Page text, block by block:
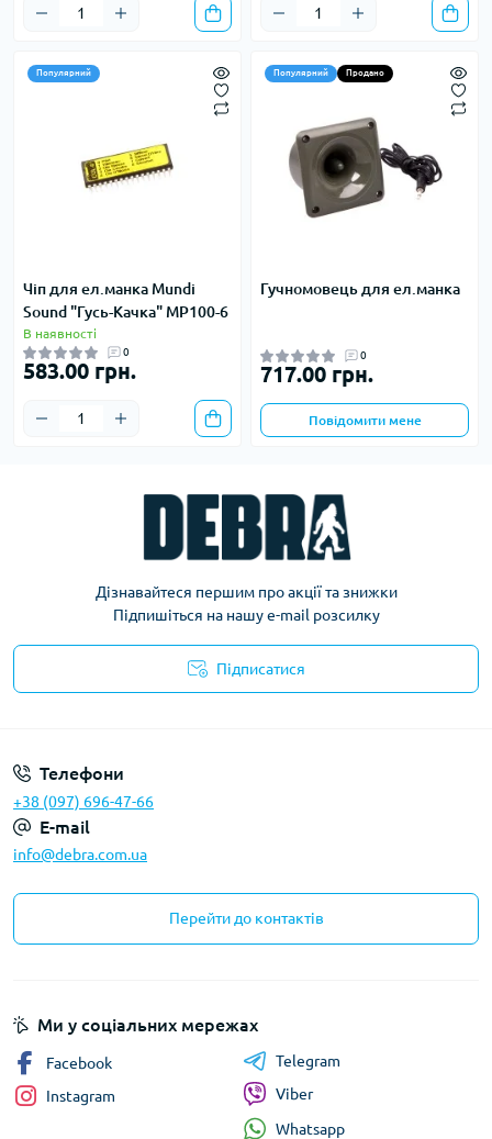
Популярний
Чіп для ел.манка Mundi
Sound "Гусь-Качка" MP100-6
В наявності
0
583.00 грн.
Популярний Продано
Гучномовець для ел.манка
0
717.00 грн.
Повідомити мене
Дізнавайтеся першим про акції та знижки
Підпишіться на нашу e-mail розсилку
Підписатися
Телефони
+38 (097) 696-47-66
E-mail
info@debra.com.ua
Перейти до контактів
Ми у соціальних мережах
Facebook
Instagram
Telegram
Viber
Whatsapp